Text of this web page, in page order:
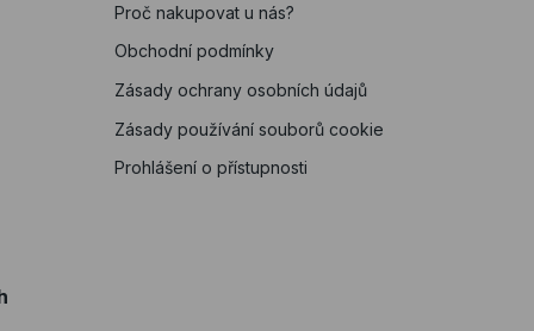
Proč nakupovat u nás?
Obchodní podmínky
Zásady ochrany osobních údajů
Zásady používání souborů cookie
Prohlášení o přístupnosti